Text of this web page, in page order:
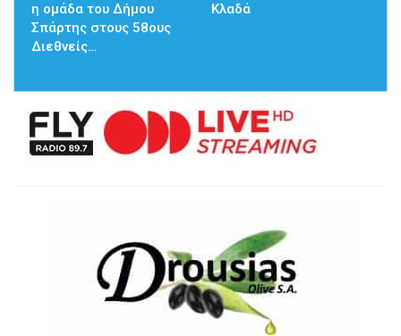
η ομάδα του Δήμου
Σπάρτης στους 58ους
Διεθνείς…
Κλαδά